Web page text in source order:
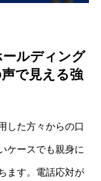
ルディング
で見える強
した方々からの口
ケースでも親身に
ます。電話応対が